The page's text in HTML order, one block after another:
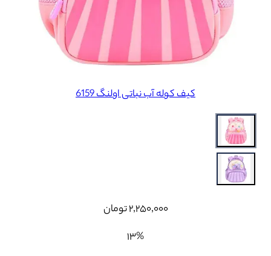
کیف کوله آب نباتی اولنگ 6159
۲٬۲۵۰٬۰۰۰تومان
۱۳%